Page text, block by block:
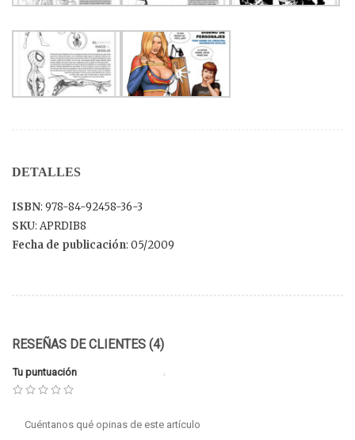
DETALLES
ISBN: 978-84-92458-36-3
SKU: APRDIB8
Fecha de publicación: 05/2009
RESEÑAS DE CLIENTES (4)
Tu puntuación